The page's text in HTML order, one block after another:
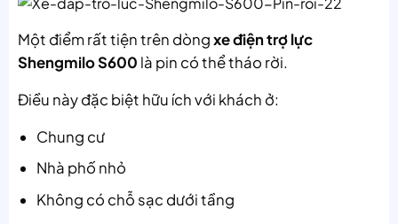
Một điểm rất tiện trên dòngxe điện trợ lực
Shengmilo S600 là pin có thể tháo rời.
Điều này đặc biệt hữu ích với khách ở:
Chung cư
Nhà phố nhỏ
Không có chỗ sạc dưới tầng